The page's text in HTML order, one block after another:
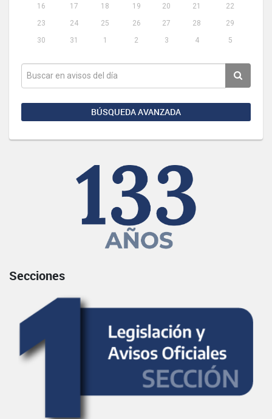
16
17 18 19 20 21
22
23
24 25 26 27 28
29
30
31 1 2 3 4 5
BÚSQUEDA AVANZADA
Secciones